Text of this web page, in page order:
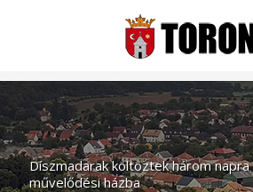
Díszmadarak költöztek három
művelődési házba